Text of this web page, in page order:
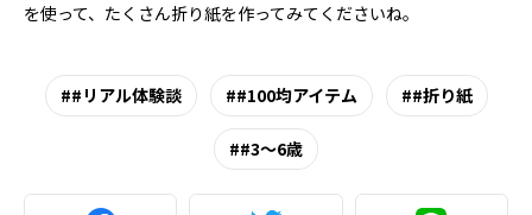
を使って、たくさん折り紙を作ってみてくださいね。
#リアル体験談 #100均アイテム #折り紙
#3～6歳